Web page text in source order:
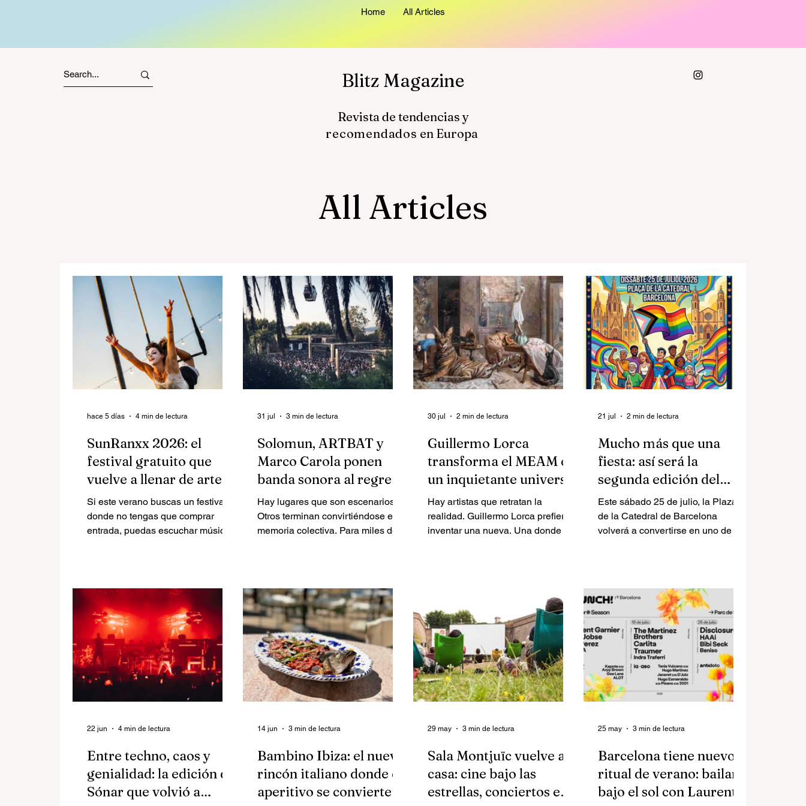
Home All Articles
Blitz Magazine
Revista de tendencias y
recomendados en Europa
All Articles
SunRanxx 2026: el
festival gratuito que
vuelve a llenar de arte,
circo, música y
gastronomía el Paseo
Marítimo de Cunit
Si este verano buscas un festival
donde no tengas que comprar
entrada, puedas escuchar música
Mediterráneo, apunta estas fechas:
14, 15 y 16 de agosto. SunRanxx
regresa al Paseo Marítimo de Cunit
con una nueva edición que
promete volver a convertirse en
uno de los grandes planes
gratuitos del verano.
hace 5 días 4 min de lectura
Solomun, ARTBAT y
Marco Carola ponen
banda sonora al regreso
de Brunch a casa
Hay lugares que son escenarios.
Otros terminan convirtiéndose en
memoria colectiva. Para miles de
donde Barcelona aprendió que la
música electrónica también podía
disfrutarse bajo el sol, entre
árboles, cerveza en mano y una
ciudad entera desplegándose a
sus pies. Allí, Brunch Electronik
dejó de ser una fiesta para
convertirse en una forma de vivir
los domingos.
31 jul 3 min de lectura
Guillermo Lorca
transforma el MEAM en
un inquietante universo
de fantasía y oscuridad
Hay artistas que retratan la
realidad. Guillermo Lorca prefiere
inventar una nueva. Una donde los
visitante como si supiera algo que
todavía no está dispuesto a revelar.
30 jul 2 min de lectura
Mucho más que una
fiesta: así será la
segunda edición del
Orgullo de Ciutat Vella
Este sábado 25 de julio, la Plaza
de la Catedral de Barcelona
volverá a convertirse en uno de los
Ciutat Vella, una iniciativa que
apuesta por un Orgullo de
proximidad, abierto a toda la
ciudadanía y con un fuerte
componente cultural y social.
21 jul 2 min de lectura
Entre techno, caos y
genialidad: la edición de
Sónar que volvió a
22 jun 4 min de lectura
Bambino Ibiza: el nuevo
rincón italiano donde el
aperitivo se convierte
14 jun 3 min de lectura
Sala Montjuïc vuelve a
casa: cine bajo las
estrellas, conciertos en
29 may 3 min de lectura
Barcelona tiene nuevo
ritual de verano: bailar
bajo el sol con Laurent
25 may 3 min de lectura